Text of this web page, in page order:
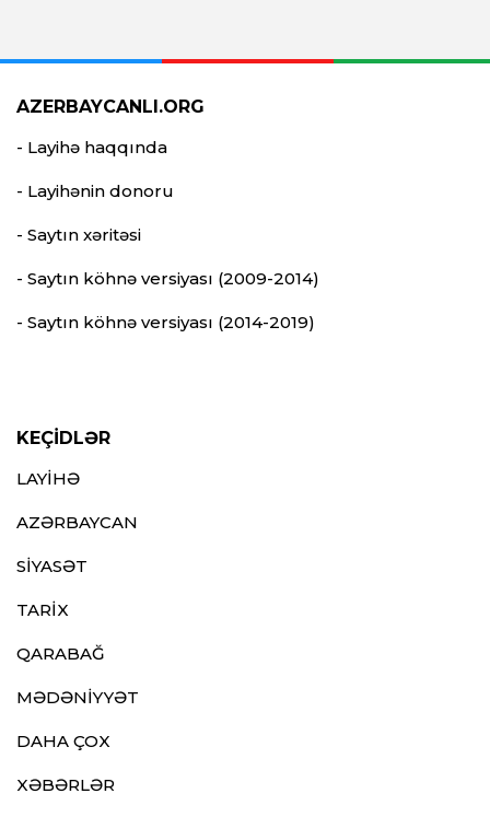
AZERBAYCANLI.ORG
- Layihə haqqında
- Layihənin donoru
- Saytın xəritəsi
- Saytın köhnə versiyası (2009-2014)
- Saytın köhnə versiyası (2014-2019)
KEÇİDLƏR
LAYİHƏ
AZƏRBAYCAN
SİYASƏT
TARİX
QARABAĞ
MƏDƏNİYYƏT
DAHA ÇOX
XƏBƏRLƏR